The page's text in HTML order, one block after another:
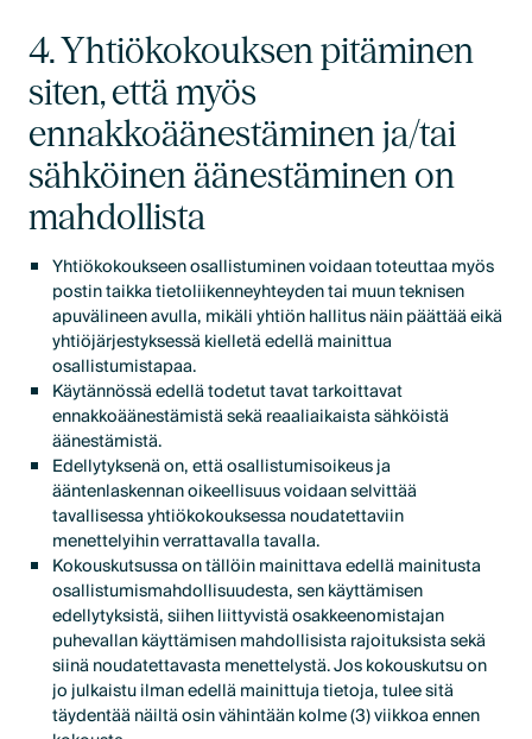
4. Yhtiökokouksen pitäminen
siten, että myös
ennakkoäänestäminen ja/tai
sähköinen äänestäminen on
mahdollista
Yhtiökokoukseen osallistuminen voidaan toteuttaa myös
postin taikka tietoliikenneyhteyden tai muun teknisen
apuvälineen avulla, mikäli yhtiön hallitus näin päättää eikä
yhtiöjärjestyksessä kielletä edellä mainittua
osallistumistapaa.
Käytännössä edellä todetut tavat tarkoittavat
ennakkoäänestämistä sekä reaaliaikaista sähköistä
äänestämistä.
Edellytyksenä on, että osallistumisoikeus ja
ääntenlaskennan oikeellisuus voidaan selvittää
tavallisessa yhtiökokouksessa noudatettaviin
menettelyihin verrattavalla tavalla.
Kokouskutsussa on tällöin mainittava edellä mainitusta
osallistumismahdollisuudesta, sen käyttämisen
edellytyksistä, siihen liittyvistä osakkeenomistajan
puhevallan käyttämisen mahdollisista rajoituksista sekä
siinä noudatettavasta menettelystä. Jos kokouskutsu on
jo julkaistu ilman edellä mainittuja tietoja, tulee sitä
täydentää näiltä osin vähintään kolme (3) viikkoa ennen